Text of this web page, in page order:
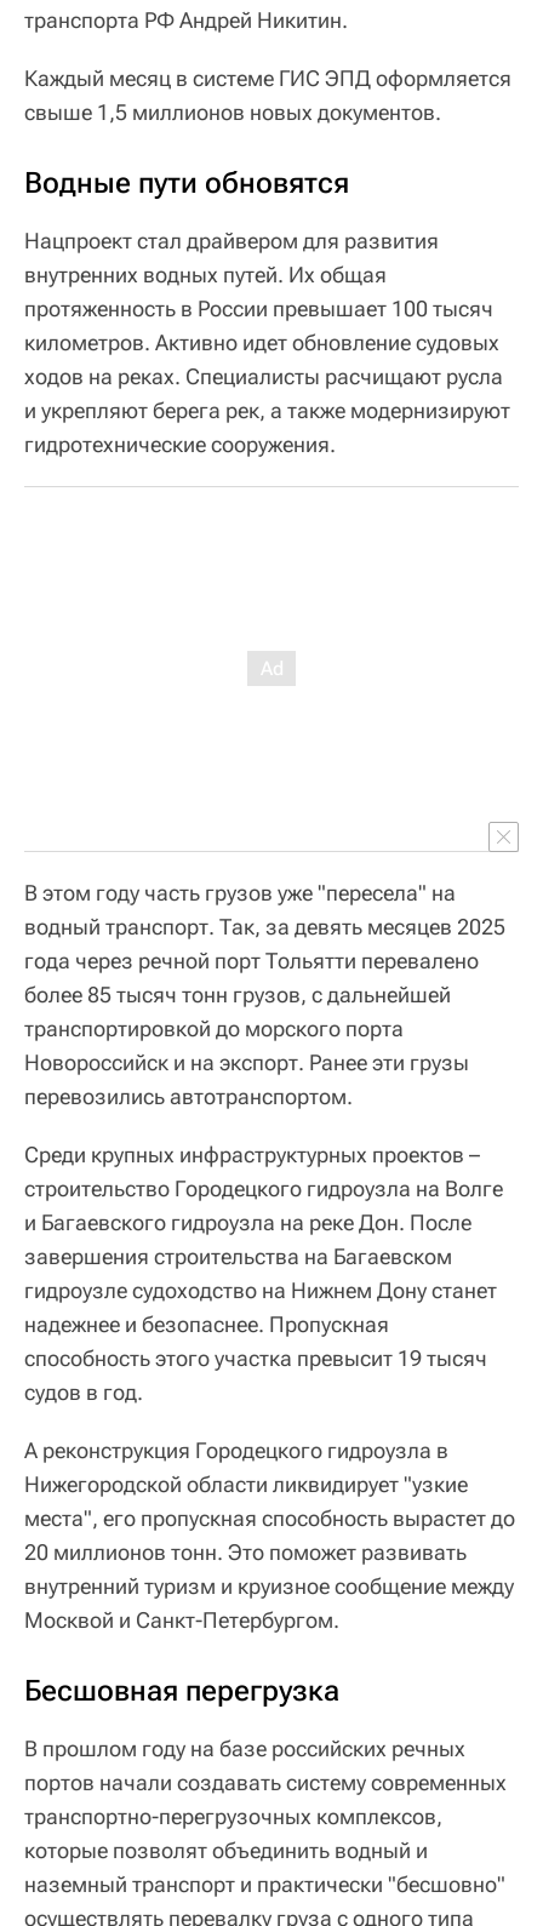
транспорта РФ Андрей Никитин.
Каждый месяц в системе ГИС ЭПД оформляется
свыше 1,5 миллионов новых документов.
Водные пути обновятся
Нацпроект стал драйвером для развития
внутренних водных путей. Их общая
протяженность в России превышает 100 тысяч
километров. Активно идет обновление судовых
ходов на реках. Специалисты расчищают русла
и укрепляют берега рек, а также модернизируют
гидротехнические сооружения.
В этом году часть грузов уже "пересела" на
водный транспорт. Так, за девять месяцев 2025
года через речной порт Тольятти перевалено
более 85 тысяч тонн грузов, с дальнейшей
транспортировкой до морского порта
Новороссийск и на экспорт. Ранее эти грузы
перевозились автотранспортом.
Среди крупных инфраструктурных проектов –
строительство Городецкого гидроузла на Волге
и Багаевского гидроузла на реке Дон. После
завершения строительства на Багаевском
гидроузле судоходство на Нижнем Дону станет
надежнее и безопаснее. Пропускная
способность этого участка превысит 19 тысяч
судов в год.
А реконструкция Городецкого гидроузла в
Нижегородской области ликвидирует "узкие
места", его пропускная способность вырастет до
20 миллионов тонн. Это поможет развивать
внутренний туризм и круизное сообщение между
Москвой и Санкт-Петербургом.
Бесшовная перегрузка
В прошлом году на базе российских речных
портов начали создавать систему современных
транспортно-перегрузочных комплексов,
которые позволят объединить водный и
наземный транспорт и практически "бесшовно"
осуществлять перевалку груза с одного типа